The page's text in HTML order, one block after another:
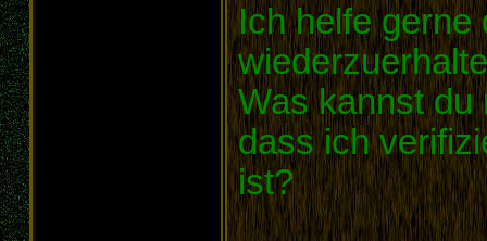
Ich helfe gerne
Was kannst du
dass ich
ist?